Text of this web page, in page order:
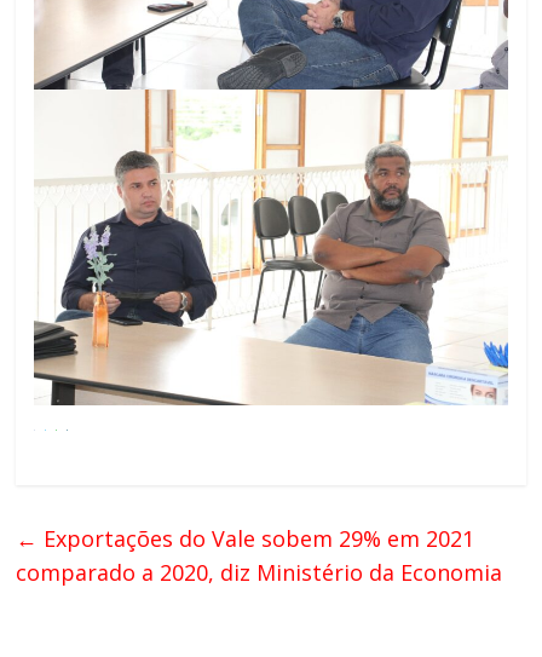
← Exportações do Vale sobem 29% em 2021
comparado a 2020, diz Ministério da Economia